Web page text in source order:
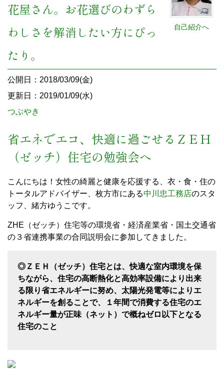
自己紹介へ
花屋さん。お花選びのわずら
わしさを解消したい方にぴっ
たり。
公開日：2018/03/09(金)
更新日：2019/01/09(水)
つぶやき
省エネでエコ、快適に過ごせるＺＥＨ
（ゼッチ）住宅の勉強会へ
こんにちは！女性の綺麗と健康を応援する、衣・食・住の
トータルアドバイザー、枚方市にある中川忠工務店のスタ
ッフ、緒方ゆうこです。
ZHE（ゼッチ）住宅等の環境省・経済産業省・国土交通省
の３省連携事業の合同説明会に参加してきました。
◎ＺＥＨ（ゼッチ）住宅とは、快適な室内環境を保
ちながら、住宅の高断熱化と高効率設備により出来
る限り省エネルギーに努め、太陽光発電等によりエ
ネルギーを創ることで、１年間で消費する住宅のエ
ネルギー量が正味（ネット）で概ねゼロ以下となる
住宅のこと